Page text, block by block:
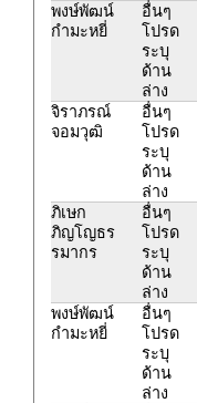
พงษ์พัฒน์
กำมะหยี่
อื่นๆ
โปรด
ระบุ
ด้าน
ล่าง
จิราภรณ์
จอมวุฒิ
อื่นๆ
โปรด
ระบุ
ด้าน
ล่าง
ภิเษก
ภิญโญธร
รมากร
อื่นๆ
โปรด
ระบุ
ด้าน
ล่าง
พงษ์พัฒน์
กำมะหยี่
อื่นๆ
โปรด
ระบุ
ด้าน
ล่าง